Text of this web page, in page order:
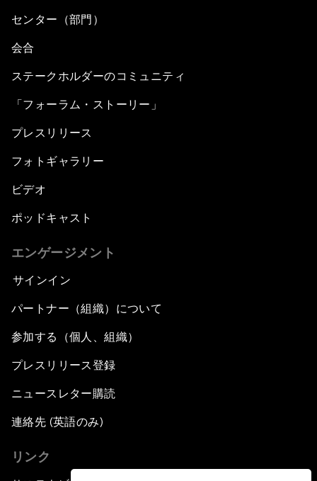
センター（部門）
会合
ステークホルダーのコミュニティ
「フォーラム・ストーリー」
プレスリリース
フォトギャラリー
ビデオ
ポッドキャスト
エンゲージメント
サインイン
パートナー（組織）について
参加する（個人、組織）
プレスリリース登録
ニュースレター購読
連絡先 (英語のみ)
リンク